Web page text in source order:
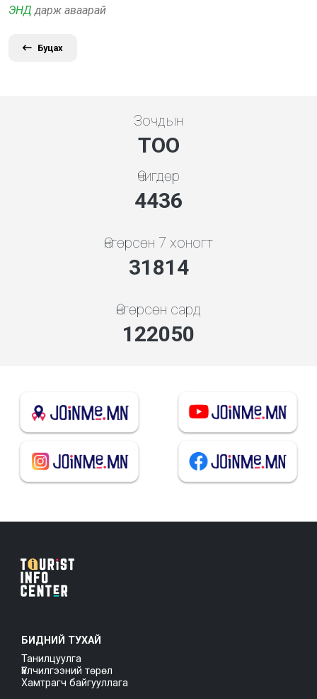
ЭНД дарж аваарай
Буцах
Зочдын
ТОО
Өчигдөр
4778
Өнгөрсөн 7 хоногт
34262
Өнгөрсөн сард
131439
БИДНИЙ ТУХАЙ
Танилцуулга
Үйлчилгээний төрөл
Хамтрагч байгууллага